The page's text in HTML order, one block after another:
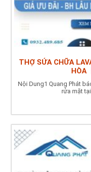
THỢ SỬA CHỮA
HÒA
Nội Dung1 Quang Phát
rửa mặt